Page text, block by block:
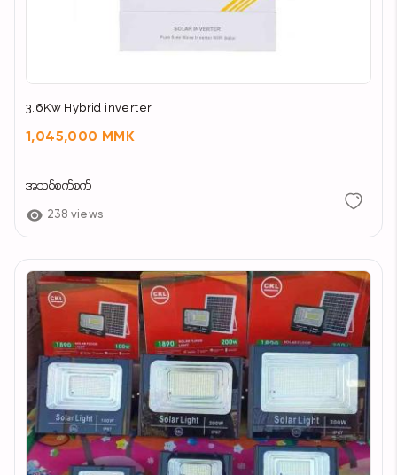
3.6Kw Hybrid inverter
1,045,000 MMK
အသစ်စက်စက်
238 views